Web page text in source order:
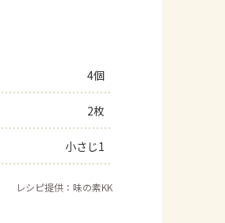
4個
2枚
小さじ1
レシピ提供：味の素KK